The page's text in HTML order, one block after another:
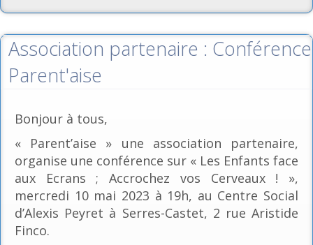
Association partenaire : Conférence
Parent'aise
Bonjour à tous,
« Parent’aise » une association partenaire,
organise une conférence sur « Les Enfants face
aux Ecrans ; Accrochez vos Cerveaux ! »,
mercredi 10 mai 2023 à 19h, au Centre Social
d’Alexis Peyret à Serres-Castet, 2 rue Aristide
Finco.